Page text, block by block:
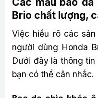
Brio chất lượng,
Việc hiểu rõ các
người dùng Honda
Dưới đây là thông
bạn có thể cân nhắc.